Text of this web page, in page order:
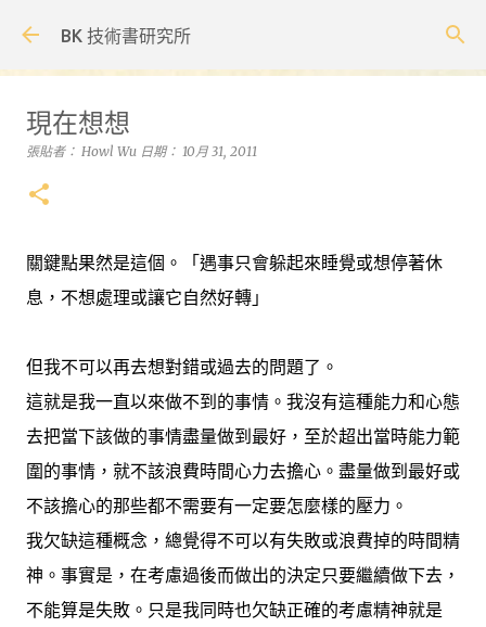
BK 技術書研究所
現在想想
張貼者： Howl Wu 日期： 10月 31, 2011
關鍵點果然是這個。「遇事只會躲起來睡覺或想停著休
息，不想處理或讓它自然好轉」
但我不可以再去想對錯或過去的問題了。
這就是我一直以來做不到的事情。我沒有這種能力和心態
去把當下該做的事情盡量做到最好，至於超出當時能力範
圍的事情，就不該浪費時間心力去擔心。盡量做到最好或
不該擔心的那些都不需要有一定要怎麼樣的壓力。
我欠缺這種概念，總覺得不可以有失敗或浪費掉的時間精
神。事實是，在考慮過後而做出的決定只要繼續做下去，
不能算是失敗。只是我同時也欠缺正確的考慮精神就是